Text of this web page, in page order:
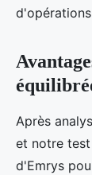
Après
et notre
d'Emrys